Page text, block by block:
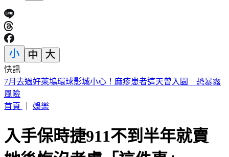
快訊
快訊／宜蘭2層樓民宅起火「全面燃燒」 2童急逃
首頁
入手保時捷911不到半年就賣
她後悔沒考慮「這件事」